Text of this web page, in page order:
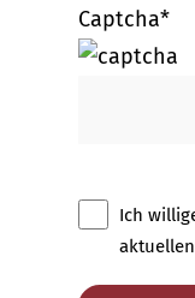
Captcha*
Ich